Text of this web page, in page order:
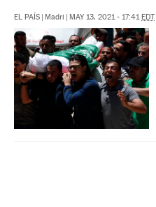
EL PAÍS | Madri | MAY 13, 2021 - 17:41EDT